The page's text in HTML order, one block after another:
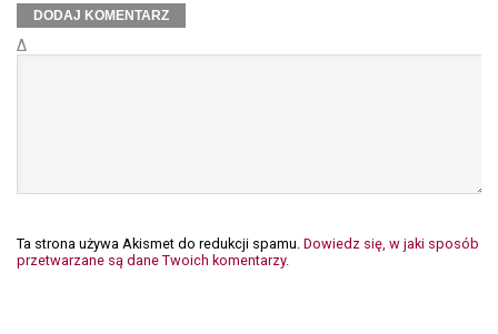
Δ
Ta strona używa Akismet do redukcji spamu. Dowiedz się, w jaki sposób
przetwarzane są dane Twoich komentarzy.